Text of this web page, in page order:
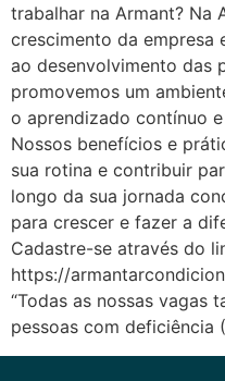
trabalhar na Armant? Na
crescimento da empresa
ao desenvolvimento das
promovemos um
o aprendizado contínuo
Nossos benefícios e
sua rotina e contribuir
longo da sua jornada
para crescer e fazer a
Cadastre-se através do
https://
“Todas as nossas vagas
pessoas com deficiência